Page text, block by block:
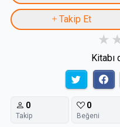
Takip Et
Kitabı
0
Takip
0
Beğeni